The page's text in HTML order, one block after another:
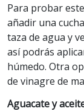
Para probar
añadir una
taza de agua y
así podrás
húmedo. Otra
de vinagre de
Aguacate y